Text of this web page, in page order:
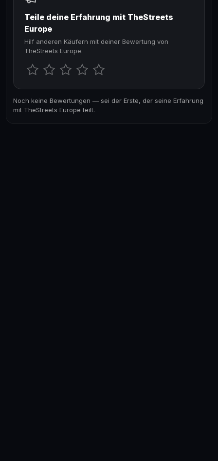
Teile deine Erfahrung mit TheStreets
Europe
Hilf anderen Käufern mit deiner Bewertung von
TheStreets Europe.
Noch keine Bewertungen — sei der Erste, der seine Erfahrung
mit TheStreets Europe teilt.